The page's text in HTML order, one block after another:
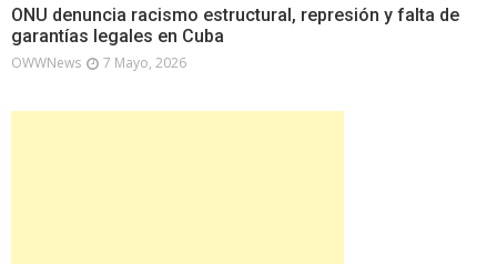
ONU denuncia racismo estructural, represión y falta de
garantías legales en Cuba
OWWNews 7 Mayo, 2026